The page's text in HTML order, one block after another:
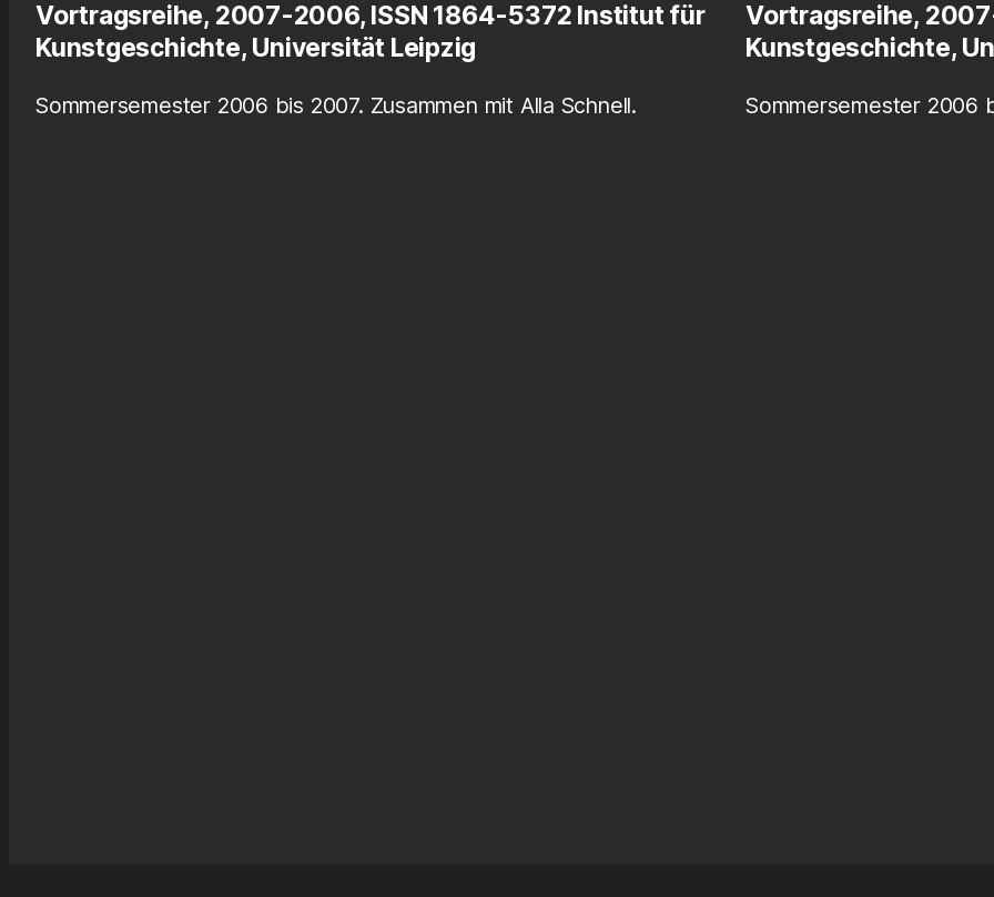
Vortragsreihe, 2007-2006, ISSN 1864-5372 Institut für
Kunstgeschichte, Universität Leipzig
Sommersemester 2006 bis 2007. Zusammen mit Alla Schnell.
Vortragsreihe,
Kunstgeschichte,
Sommersemester 2006